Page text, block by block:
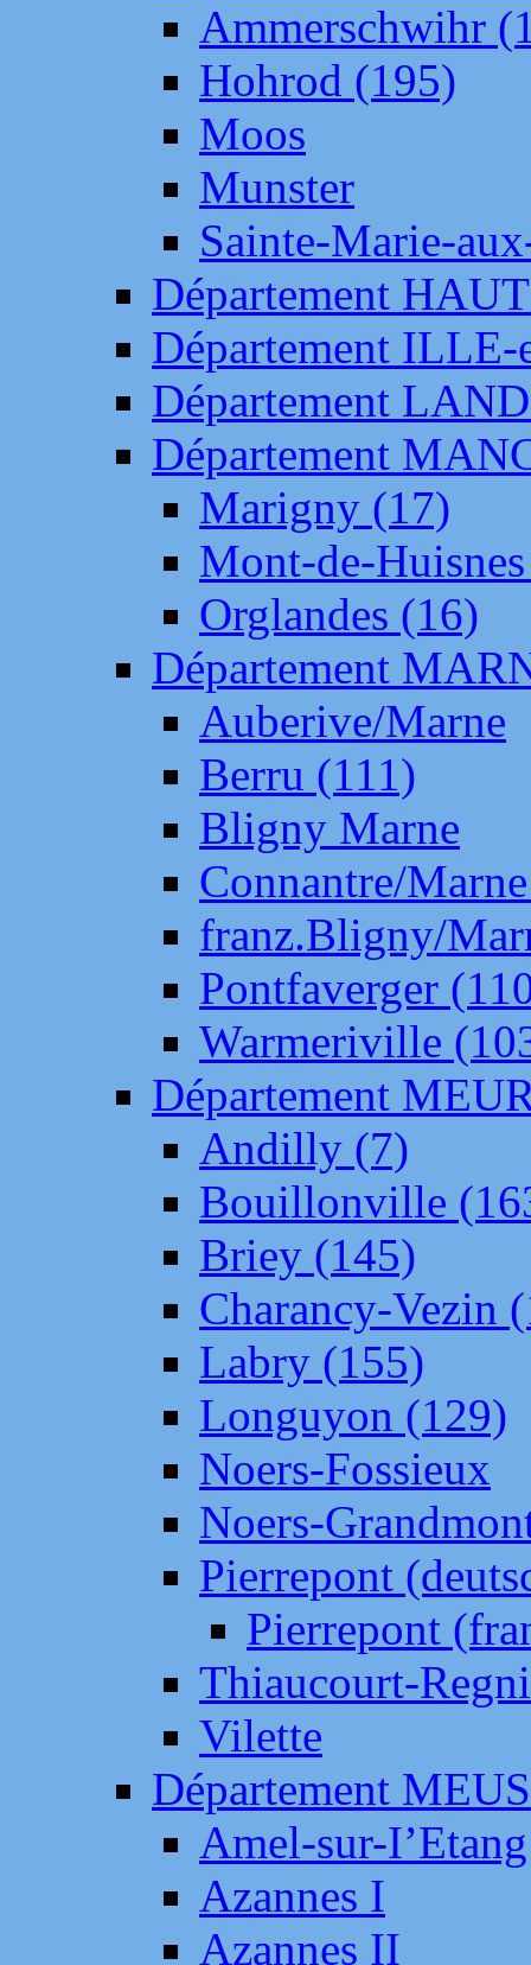
Ammerschwihr
Hohrod (195)
Moos
Munster
Sainte-Marie-
Département
Département
Département
Département
Marigny (17)
Mont-de-
Orglandes (16)
Département
Auberive/Marne
Berru (111)
Bligny Marne
Connantre/
franz.Bligny/
Pontfaverger
Warmeriville
Département
Andilly (7)
Bouillonville
Briey (145)
Charancy-Vezin
Labry (155)
Longuyon (129)
Noers-Fossieux
Noers-
Pierrepont
Pierrepont
Thiaucourt-
Vilette
Département
Amel-sur-
Azannes I
Azannes II